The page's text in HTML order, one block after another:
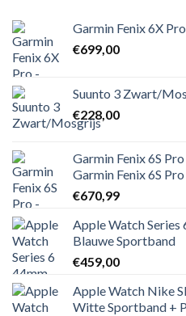
Garmin Fenix 6X
€699,00
Suunto 3 Zwart/
€228,00
Garmin Fenix 6S
Garmin Fenix 6S
€670,99
Apple Watch Series
Blauwe Sportband
€459,00
Apple Watch Nike
Witte Sportband +